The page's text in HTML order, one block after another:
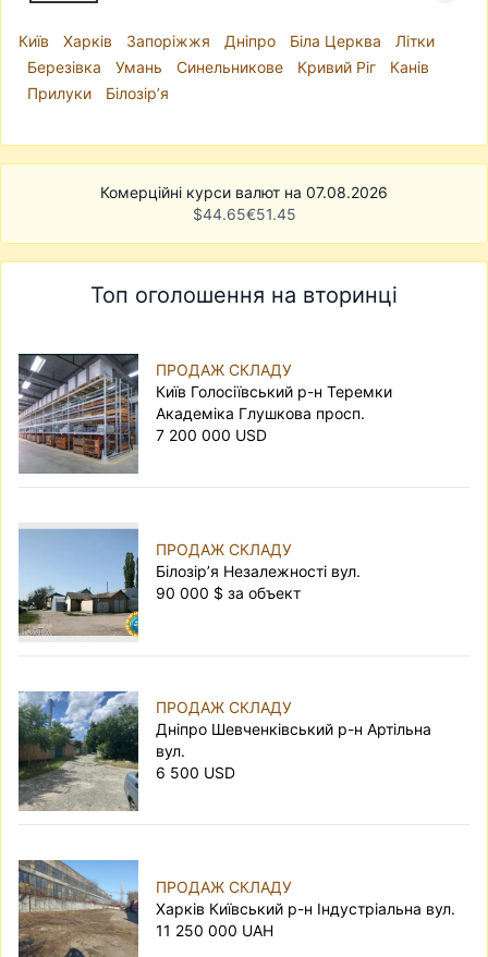
Київ Харків Запоріжжя Дніпро Біла Церква
Літки
Березівка
Умань Синельникове Кривий Ріг
Канів
Прилуки
Білозір’я
Комерційні курси валют на 07.08.2026
$44.65€51.45
Топ оголошення на вторинці
ПРОДАЖ СКЛАДУ
Київ Голосіївський р-н Теремки
Академіка Глушкова просп.
7 200 000 USD
ПРОДАЖ СКЛАДУ
Білозір’я Незалежності вул.
90 000 $ за объект
ПРОДАЖ СКЛАДУ
Дніпро Шевченківський р-н Артільна
вул.
6 500 USD
ПРОДАЖ СКЛАДУ
Харків Київський р-н Індустріальна вул.
11 250 000 UAH